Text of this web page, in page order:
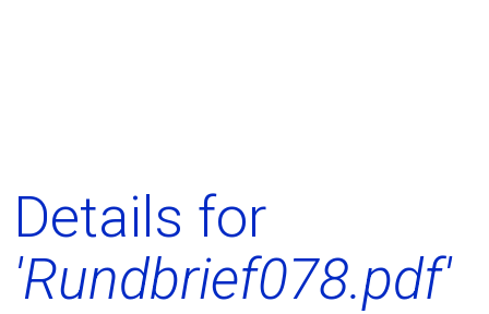
Details for
'Rundbrief078.pdf'